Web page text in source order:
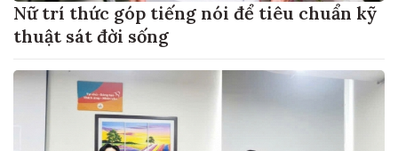
Nữ trí thức góp tiếng nói để tiêu chuẩn kỹ
thuật sát đời sống